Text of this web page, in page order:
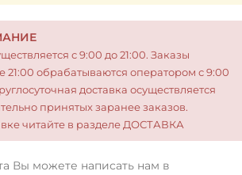
с 9:00 до 21:00. Заказы
21:00 обрабатываются оператором с 9:00
доставка осуществляется
принятых заранее заказов.
читайте в разделе ДОСТАВКА
Вы можете написать нам в